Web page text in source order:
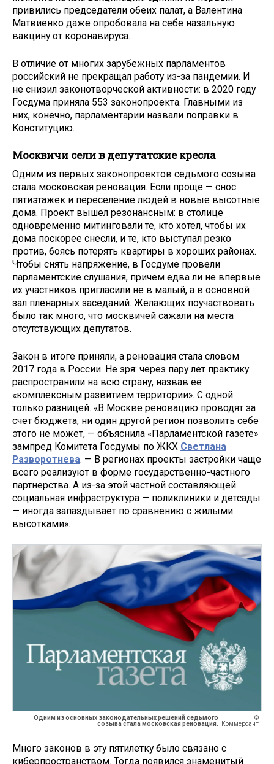
привились председатели обеих палат, а Валентина
Матвиенко даже опробовала на себе назальную
вакцину от коронавируса.
В отличие от многих зарубежных парламентов
российский не прекращал работу из-за пандемии. И
не снизил законотворческой активности: в 2020 году
Госдума приняла 553 законопроекта. Главными из
них, конечно, парламентарии назвали поправки в
Конституцию.
Москвичи сели в депутатские кресла
Одним из первых законопроектов седьмого созыва
стала московская реновация. Если проще — снос
пятиэтажек и переселение людей в новые высотные
дома. Проект вышел резонансным: в столице
одновременно митинговали те, кто хотел, чтобы их
дома поскорее снесли, и те, кто выступал резко
против, боясь потерять квартиры в хороших районах.
Чтобы снять напряжение, в Госдуме провели
парламентские слушания, причем едва ли не впервые
их участников пригласили не в малый, а в основной
зал пленарных заседаний. Желающих поучаствовать
было так много, что москвичей сажали на места
отсутствующих депутатов.
Закон в итоге приняли, а реновация стала словом
2017 года в России. Не зря: через пару лет практику
распространили на всю страну, назвав ее
«комплексным развитием территории». С одной
только разницей. «В Москве реновацию проводят за
счет бюджета, ни один другой регион позволить себе
этого не может, — объяснила «Парламентской газете»
зампред Комитета Госдумы по ЖКХ Светлана
Разворотнева. — В регионах проекты застройки чаще
всего реализуют в форме государственно-частного
партнерства. А из-за этой частной составляющей
социальная инфраструктура — поликлиники и детсады
— иногда запаздывает по сравнению с жилыми
высотками».
Одним из основных законодательных решений седьмого
созыва стала московская реновация.
©
Коммерсант
Много законов в эту пятилетку было связано с
киберпространством. Тогда появился знаменитый